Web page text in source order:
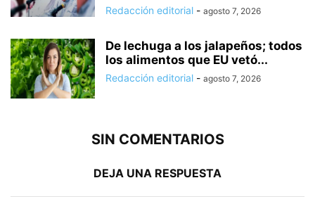
Redacción editorial - agosto 7, 2026
De lechuga a los jalapeños; todos
los alimentos que EU vetó...
Redacción editorial - agosto 7, 2026
SIN COMENTARIOS
DEJA UNA RESPUESTA